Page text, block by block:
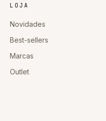
LOJA
Novidades
Best-sellers
Marcas
Outlet